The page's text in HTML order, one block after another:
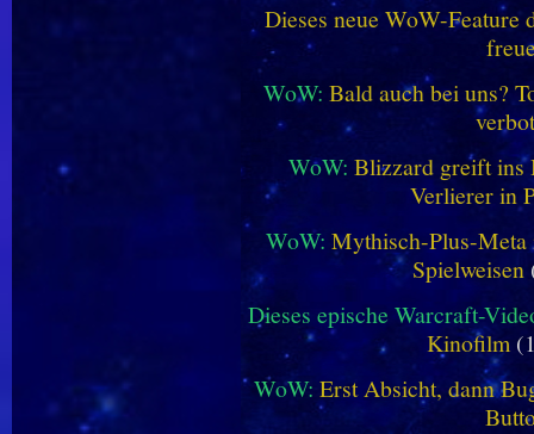
Dieses neue WoW-
WoW: Bald auch bei uns?
WoW: Blizzard greift ins
Verlierer in
WoW: Mythisch-Plus-Meta
Spielweisen
Dieses epische Warcraft-
Kinofilm
WoW: Erst Absicht, dann